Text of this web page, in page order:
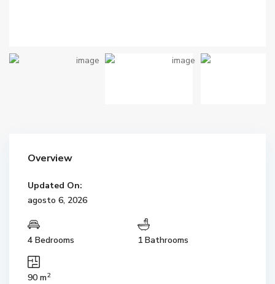
Overview
Updated On:
agosto 6, 2026
4 Bedrooms 1 Bathrooms
90 m2